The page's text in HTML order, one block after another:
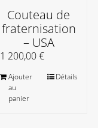
Couteau de
fraternisation
– USA
1 200,00€
Ajouter
au
panier
Détails